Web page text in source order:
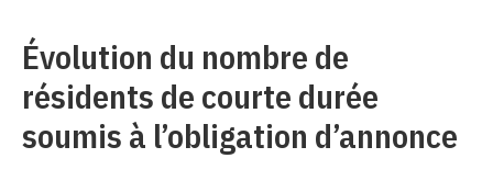
Évolution du nombre de
résidents de courte durée
soumis à l’obligation d’annonce